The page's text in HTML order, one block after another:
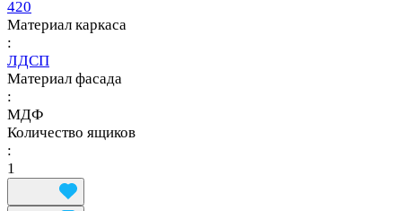
420
Материал каркаса
:
ЛДСП
Материал фасада
:
МДФ
Количество ящиков
:
1